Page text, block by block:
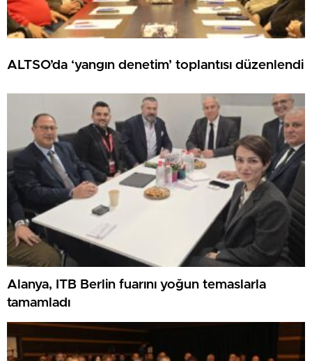
ALTSO’da ‘yangın denetim’ toplantısı düzenlendi
Alanya, ITB Berlin fuarını yoğun temaslarla
tamamladı